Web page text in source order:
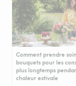
Comment prendre
bouquets pour les
plus longtemps
chaleur estivale